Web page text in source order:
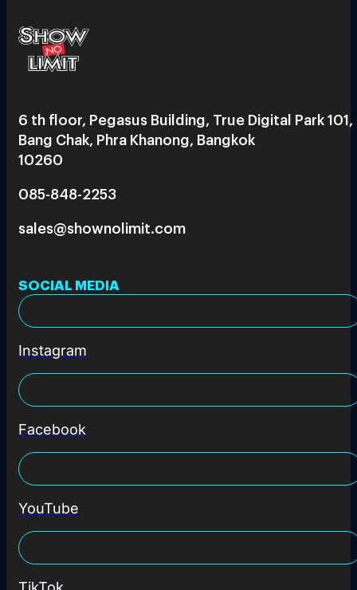
6 th floor, Pegasus Building, True Digital Park 101,
Bang Chak, Phra Khanong, Bangkok
10260
085-848-2253
sales@shownolimit.com
SOCIAL MEDIA
Instagram
Facebook
YouTube